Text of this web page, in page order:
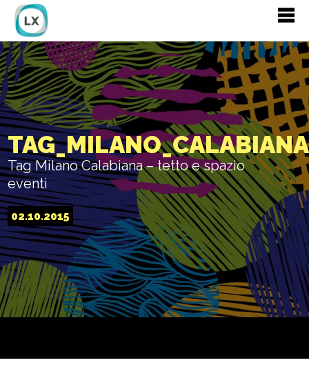
Tag Milano Calabiana – tetto e spazio
eventi
02.10.2015